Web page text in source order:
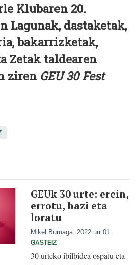
Klubaren 20.
Lagunak, dastaketak,
bakarrizketak,
Zetak taldearen
ziren GEU 30 Fest
GEUk 30 urte: erein,
errotu, hazi eta
loratu
Mikel Buruaga 2022 urr 01
GASTEIZ
30 urteko ibilbidea ospatu eta